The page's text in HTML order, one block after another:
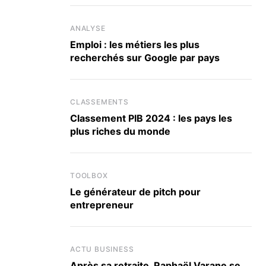
ANALYSE
Emploi : les métiers les plus
recherchés sur Google par pays
CLASSEMENTS
Classement PIB 2024 : les pays les
plus riches du monde
TOOLBOX
Le générateur de pitch pour
entrepreneur
ACTU BUSINESS